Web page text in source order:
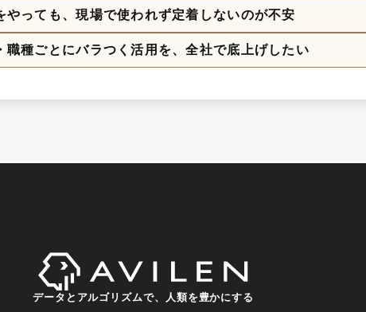
やっても、現場で使われず定着しないのが不安
職種ごとにバラつく活用を、全社で底上げしたい
データとアルゴリズムで、人類を豊かにする